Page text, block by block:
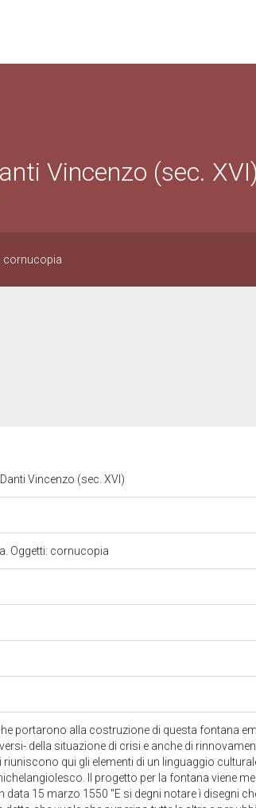
Vincenzo (sec. XVI)
cornucopia
Vincenzo (sec. XVI)
Oggetti: cornucopia
portarono alla costruzione di questa fontana
della situazione di crisi e anche di
qui gli elementi di un linguaggio
Il progetto per la fontana viene
data 15 marzo 1550 "E si degni notare ì disegni